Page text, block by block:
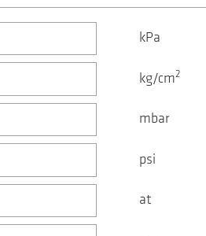
kPa
kg/cm2
mbar
psi
at